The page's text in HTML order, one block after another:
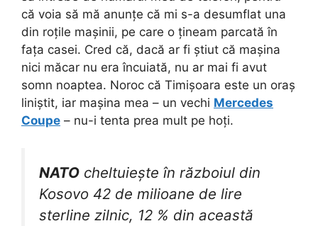
că voia să mă anunțe că mi s-a desumflat una
din roțile mașinii, pe care o țineam parcată în
fața casei. Cred că, dacă ar fi știut că mașina
nici măcar nu era încuiată, nu ar mai fi avut
somn noaptea. Noroc că Timișoara este un oraș
liniștit, iar mașina mea – un vechi Mercedes
Coupe – nu-i tenta prea mult pe hoți.
NATO cheltuiește în războiul din
Kosovo 42 de milioane de lire
sterline zilnic, 12 % din această